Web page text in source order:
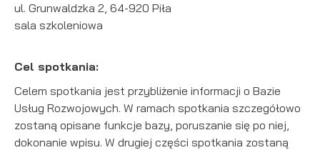
ul. Grunwaldzka 2, 64-920 Piła
sala szkoleniowa
Cel spotkania:
Celem spotkania jest przybliżenie informacji o Bazie
Usług Rozwojowych. W ramach spotkania szczegółowo
zostaną opisane funkcje bazy, poruszanie się po niej,
dokonanie wpisu. W drugiej części spotkania zostaną